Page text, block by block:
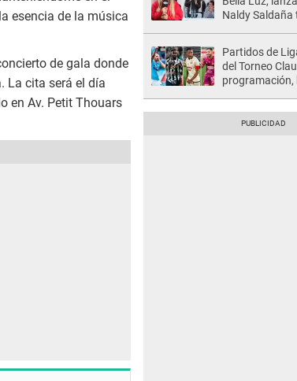
esencia de la música
de gala donde
La cita será el día
en Av. Petit Thouars
Naldy
Partidos de
del Torneo
programación,